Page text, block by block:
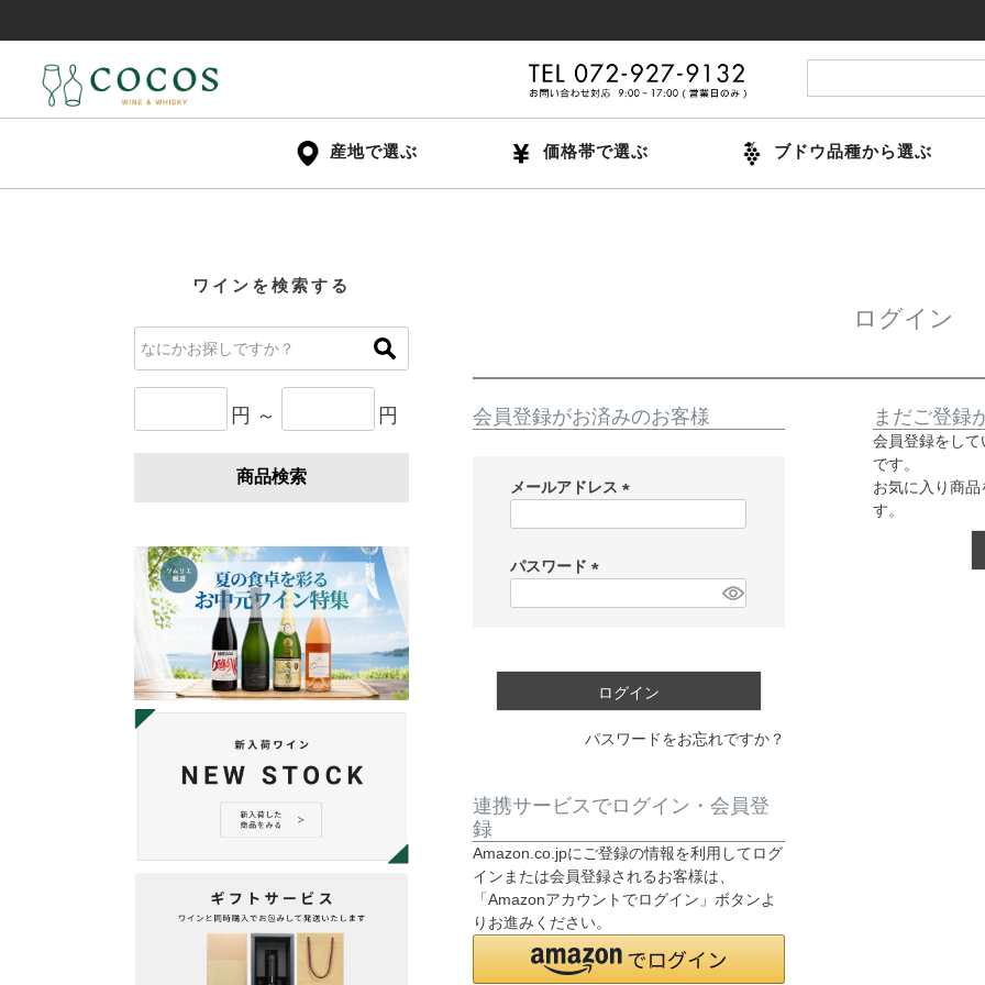
産地で選ぶ 価格帯で選ぶ ブドウ品種から選ぶ
ワインを検索する
円 ～ 円
商品検索
ログイン
会員登録がお済みのお客様
メールアドレス
)
パスワード
ログイン
パスワードをお忘れですか？
連携サービスでログイン・会員登
録
Amazon.co.jpにご登録の情報を利用してログ
インまたは会員登録されるお客様は、
「Amazonアカウントでログイン」ボタンよ
りお進みください。
まだご登録
会員登録をし
です。
お気に入り商
す。